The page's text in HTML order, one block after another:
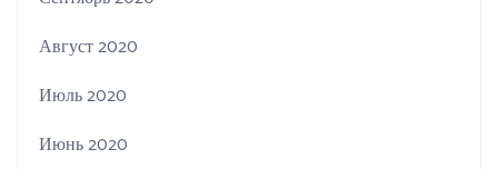
Август 2020
Июль 2020
Июнь 2020